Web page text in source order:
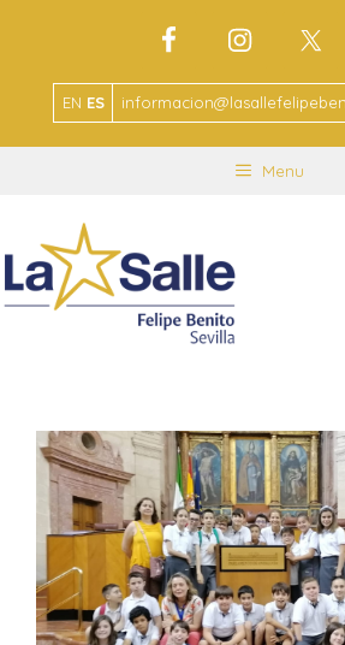
EN ES
Menu